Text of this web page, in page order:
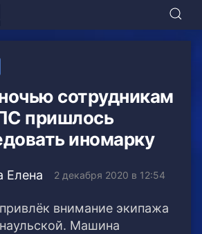
сотрудникам
пришлось
иномарку
Елена 2 декабря 2020 в 12:54
внимание экипажа
Машина